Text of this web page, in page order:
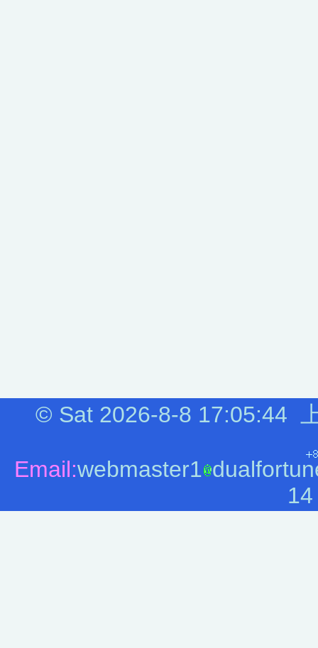
© Sat 2026-8-8 17:05:45
Email:webmaster1